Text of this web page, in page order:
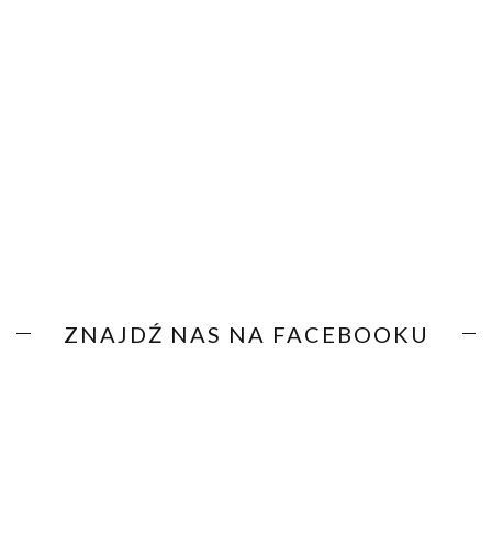
ZNAJDŹ NAS NA FACEBOOKU